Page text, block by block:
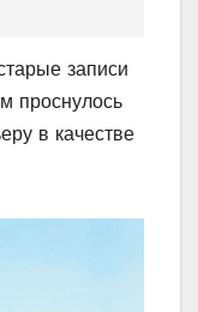
записи
проснулось
в качестве